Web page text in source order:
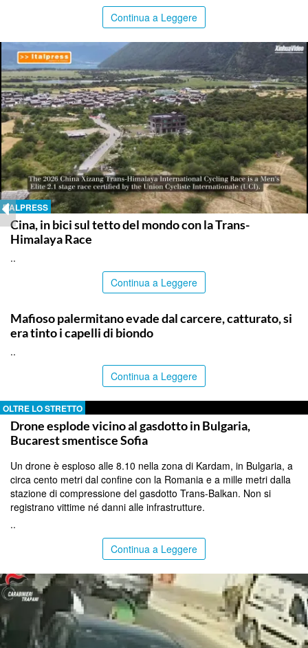
Continua a Leggere
ITALPRESS
Cina, in bici sul tetto del mondo con la Trans-
Himalaya Race
..
Continua a Leggere
Mafioso palermitano evade dal carcere, catturato, si
era tinto i capelli di biondo
..
Continua a Leggere
OLTRE LO STRETTO
Drone esplode vicino al gasdotto in Bulgaria,
Bucarest smentisce Sofia
Un drone è esploso alle 8.10 nella zona di Kardam, in Bulgaria, a
circa cento metri dal confine con la Romania e a mille metri dalla
stazione di compressione del gasdotto Trans-Balkan. Non si
registrano vittime né danni alle infrastrutture.
..
Continua a Leggere